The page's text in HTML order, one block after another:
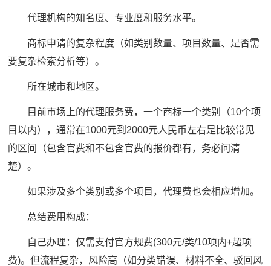
代理机构的知名度、专业度和服务水平。
商标申请的复杂程度（如类别数量、项目数量、是否需
要复杂检索分析等）。
所在城市和地区。
目前市场上的代理服务费，一个商标一个类别（10个项
目以内），通常在1000元到2000元人民币左右是比较常见
的区间（包含官费和不包含官费的报价都有，务必问清
楚）。
如果涉及多个类别或多个项目，代理费也会相应增加。
总结费用构成：
自己办理：仅需支付官方规费(300元/类/10项内+超项
费)。但流程复杂，风险高（如分类错误、材料不全、驳回风